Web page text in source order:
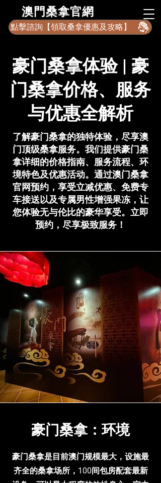
​澳門桑拿官網
點擊諮詢【領取桑拿優惠及攻略】
豪门桑拿体验 | 豪
门桑拿价格、服务
与优惠全解析
了解豪门桑拿的独特体验，尽享澳
门顶级桑拿服务。我们提供豪门桑
拿详细的价格指南、服务流程、环
境特色及优惠活动。通过澳门桑拿
官网预约，享受立减优惠、免费专
车接送以及专属男性增强果冻，让
您体验无与伦比的豪华享受。立即
预约，尽享极致服务！
豪门桑拿：环境
豪门桑拿是目前澳门规模最大，设施最
齐全的桑拿场所，100间包房配套最新